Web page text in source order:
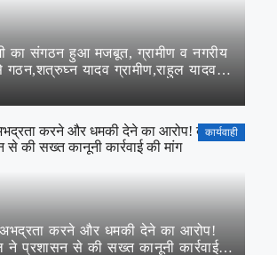
का संगठन हुआ मजबूत, ग्रामीण व नगरीय
गठन,शत्रुघ्न यादव ग्रामीण,राहुल यादव
कार्यवाही
अभद्रता करने और धमकी देने का आरोप!
ने प्रशासन से की सख्त कानूनी कार्रवाई